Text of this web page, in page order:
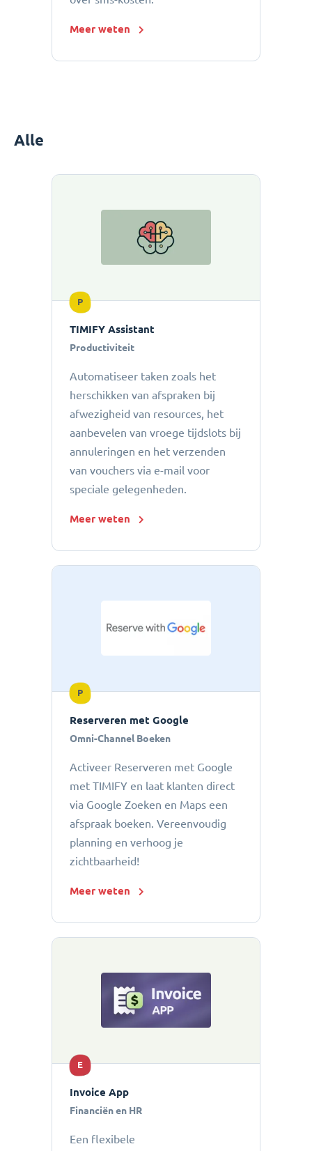
Meer weten
Alle
P
TIMIFY Assistant
Productiviteit
Automatiseer taken zoals het
herschikken van afspraken bij
afwezigheid van resources, het
aanbevelen van vroege tijdslots bij
annuleringen en het verzenden
van vouchers via e-mail voor
speciale gelegenheden.
Meer weten
P
Reserveren met Google
Omni-Channel Boeken
Activeer Reserveren met Google
met TIMIFY en laat klanten direct
via Google Zoeken en Maps een
afspraak boeken. Vereenvoudig
planning en verhoog je
zichtbaarheid!
Meer weten
E
Invoice App
Financiën en HR
Een flexibele